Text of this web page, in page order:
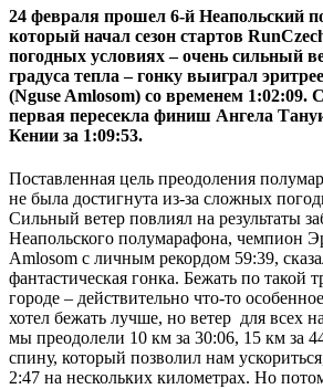
24 февраля прошел 6-й Неапольский
который начал сезон стартов
погодных условиях – очень сильный
градуса тепла – гонку выиграл
(Nguse Amlosom) со временем 1:02:09.
первая пересекла финиш Ангела
Кении за 1:09:53.
Поставленная цель преодоления
не была достигнута из-за сложных
Сильный ветер повлиял на результаты
Неапольского полумарафона, чемпион
Amlosom с личным рекордом 59:39,
фантастическая гонка. Бежать по такой
городе – действительно что-то
хотел бежать лучше, но ветер для всех
мы преодолели 10 км за 30:06, 15 км за
спину, который позволил нам
2:47 на нескольких километрах. Но